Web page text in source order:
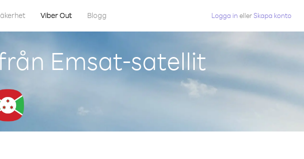
Viber Out Blogg Logga in eller Skapa konto
Emsat-satellit